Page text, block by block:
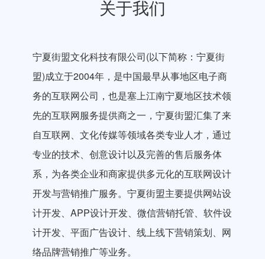
关于我们
宁夏街盟文化科技有限公司(以下简称：宁夏街
盟)成立于2004年，是中国最早从事地区电子商
务的互联网公司，也是塞上江南宁夏地区技术领
先的互联网服务提供商之一，宁夏街盟汇集了来
自互联网、文化传媒等领域各类专业人才，通过
专业的技术、创意设计以及完善的售后服务体
系，为各类企业和商家提供多元化的互联网设计
开发与营销推广服务。宁夏街盟主要提供网站设
计开发、APP设计开发、微信营销托管、软件设
计开发、平面广告设计、线上线下营销策划、网
络品牌营销推广等业务。